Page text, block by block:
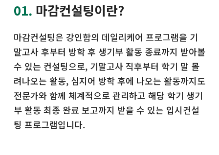
01. 마감컨설팅이란?
마감컨설팅은 강인함의 데일리케어 프로그램을 기
말고사 후부터 방학 후 생기부 활동 종료까지 받아볼
수 있는 컨설팅으로, 기말고사 직후부터 학기 말 몰
려나오는 활동, 심지어 방학 후에 나오는 활동까지도
전문가와 함께 체계적으로 관리하고 해당 학기 생기
부 활동 최종 완료 보고까지 받을 수 있는 입시컨설
팅 프로그램입니다.